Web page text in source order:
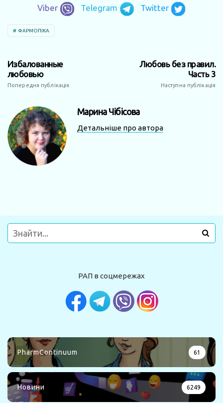
Viber Telegram Twitter
ФАРМОПІКА
Избалованные
любовью
Попередня публікація
Любовь без правил.
Часть 3
Наступна публікація
Марина Чібісова
Детальніше про автора
РАП в соцмережах
PharmContinuum 61
Новини 6249